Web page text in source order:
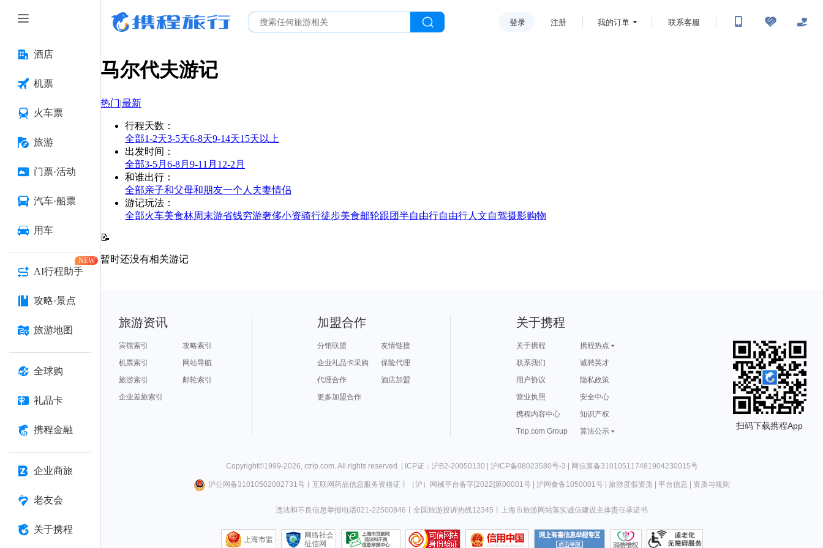
酒店
机票
火车票
旅游
门票·活动
汽车·船票
用车
AI行程助手
NEW
攻略·景点
旅游地图
全球购
礼品卡
携程金融
企业商旅
老友会
关于携程
登录 注册 我的订单 联系客服
马尔代夫游记
热门|最新
行程天数 ：
全部1-2天3-5天6-8天9-14天15天以上
出发时间 ：
全部3-5月 6-8月 9-11月 12-2月
和谁出行 ：
全部亲子和父母和朋友一个人 夫妻情侣
游记玩法 ：
全部火车美食林周末游省钱穷游奢侈小资骑行徒步美食邮轮跟团半自由行自由行人文自驾摄影购物
📝
暂时还没有相关游记
旅游资讯
宾馆索引
攻略索引
机票索引
网站导航
旅游索引
邮轮索引
企业差旅索引
加盟合作
分销联盟
友情链接
企业礼品卡采购
保险代理
代理合作
酒店加盟
更多加盟合作
关于携程
关于携程
携程热点
联系我们
诚聘英才
用户协议
隐私政策
营业执照
安全中心
携程内容中心
知识产权
Trip.com Group
算法公示
扫码下载携程App
Copyright©1999-2026, ctrip.com. All rights reserved. | ICP证：沪B2-20050130 | 沪ICP备08023580号-3 | 网信算备310105117481904230015号
沪公网备31010502002731号丨 互联网药品信息服务资格证 （沪）网械平台备字[2022]第00001号| 沪网食备1050001号| 旅游度假资质| 平台信息 资质与规则
违法和不良信息举报电话021-22500846 全国旅游投诉热线12345 上海市旅游网站落实诚信建设主体责任承诺书
上海市监
网络社会
征信网